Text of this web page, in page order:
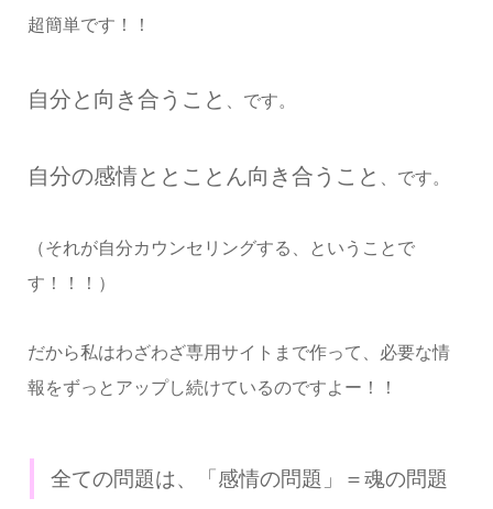
超簡単です！！
自分と向き合うこと 、です。
自分の感情ととことん向き合うこと 、です。
（それが自分カウンセリングする、ということで
す！！！）
だから私はわざわざ専用サイトまで作って、必要な情
報をずっとアップし続けているのですよー！！
全ての問題は、「感情の問題」＝魂の問題